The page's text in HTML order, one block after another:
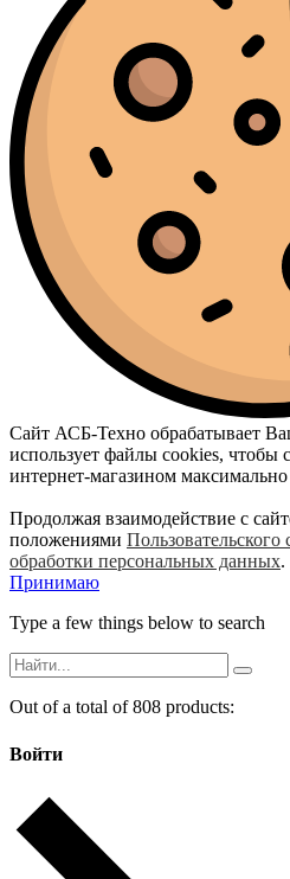
Сайт АСБ-Техно обрабатывает
использует файлы cookies, чтобы
интернет-магазином
Продолжая взаимодействие с
положениями Пользовательского
обработки персональных данных.
Принимаю
Type a few things below to search
Out of a total of 808 products:
Войти